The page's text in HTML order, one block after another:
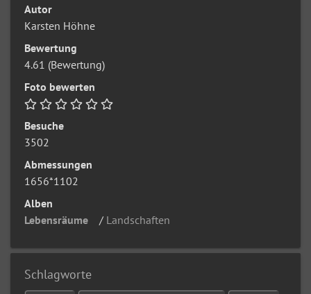
Autor
Karsten Höhne
Bewertung
4.61 (Bewertung)
Foto bewerten
Besuche
3502
Abmessungen
1656*1102
Alben
Lebensräume
/ Landschaften
Schlagworte